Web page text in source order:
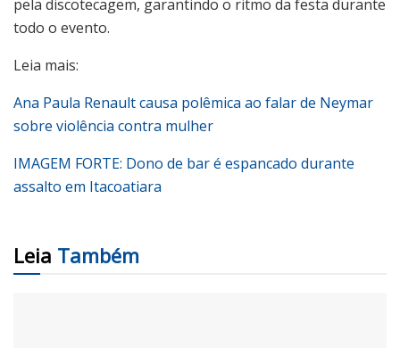
pela discotecagem, garantindo o ritmo da festa durante
todo o evento.
Leia mais:
Ana Paula Renault causa polêmica ao falar de Neymar
sobre violência contra mulher
IMAGEM FORTE: Dono de bar é espancado durante
assalto em Itacoatiara
Leia Também